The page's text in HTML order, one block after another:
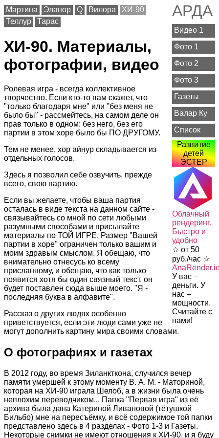
АРДА
Видео 1
Фото 1
Фото 2
Фото 3
Газеты
Валар Ку
Список
Развитие
детей
ЭСТЕР
Облачный
рендеринг.
Быстро и
удобно
☆ от 50
руб./час ☆
У вас –
деньги. У
нас –
мощности.
Считайте с
нами!
Мартина Эланор Q Вилора
ХИ-90
Теллур
Тарас
ХИ-90. Материалы,
фотографии, видео
Ролевая игра - всегда коллективное
творчество. Если кто-то вам скажет, что
"только благодаря мне" или "без меня не
было бы" - рассмейтесь, на самом деле он
прав только в одном: без него, без его
партии в этом хоре было бы ПО ДРУГОМУ.
Тем не менее, хор айнур складывается из
отдельных голосов.
Здесь я позволил себе озвучить, прежде
всего, свою партию.
Если вы желаете, чтобы ваша партия
осталась в виде текста на данном сайте -
связывайтесь со мной по сети любыми
разумными способами и присылайте
материалы по ТОЙ ИГРЕ. Размер "Вашей
партии в хоре" ограничен только вашим и
моим здравым смыслом. Я обещаю, что
внимательно отнесусь ко всему
присланному, и обещаю, что как только
появится хотя бы один связный текст, он
будет поставлен сюда выше моего. "Я -
последняя буква в алфавите".
Рассказ о других людях особенно
приветствуется, если эти люди сами уже не
могут дополнить картину мира своими словами.
О фотографиях и газетах
В 2012 году, во время Зиланкткона, случился вечер
памяти умершей к этому моменту В. А. М. - Маториной,
которая на ХИ-90 играла Шелоб, а в жизни была очень
неплохим переводчиком... Папка "Первая игра" из её
архива была дана Катериной Ливановой (тётушкой
Бильбо) мне на пересъёмку, и всё содержимое той папки
представлено здесь в 4 разделах - Фото 1-3 и Газеты.
Некоторые снимки не имеют отношения к ХИ-90, и я буду